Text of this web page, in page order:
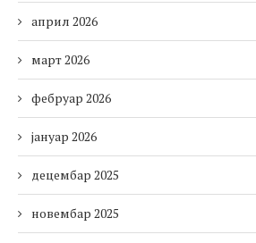
април 2026
март 2026
фебруар 2026
јануар 2026
децембар 2025
новембар 2025